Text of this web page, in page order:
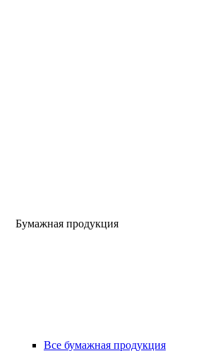
Бумажная продукция
Все бумажная продукция